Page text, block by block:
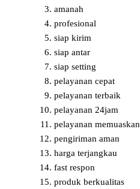
amanah
profesional
siap kirim
siap antar
siap setting
pelayanan cepat
pelayanan terbaik
pelayanan 24jam
pelayanan memuaskan
pengiriman aman
harga terjangkau
fast respon
produk berkualitas